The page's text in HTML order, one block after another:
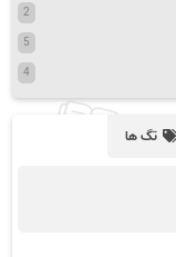
2
5
4
تگ ها